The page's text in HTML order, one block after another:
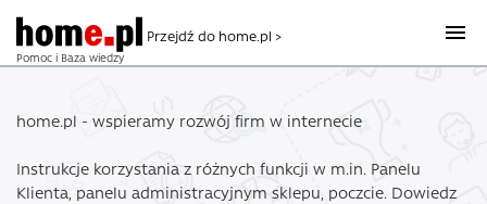
Pomoc i Baza wiedzy
Przejdź do home.pl >
home.pl - wspieramy rozwój firm w internecie
Instrukcje korzystania z różnych funkcji w m.in. Panelu
Klienta, panelu administracyjnym sklepu, poczcie. Dowiedz